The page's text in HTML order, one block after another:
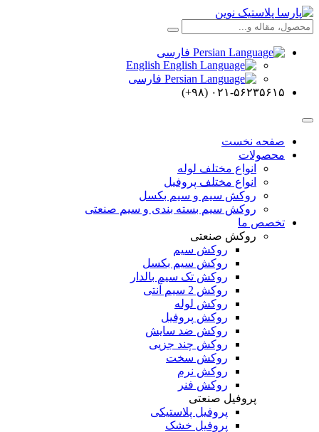
فارسی
فارسی
۰۲۱-۵۶۲۳۵۶۱۵ (۹۸+)
صفحه نخست
محصولات
انواع مختلف لوله
انواع مختلف پروفیل
روکش سیم و سیم بکسل
روکش سیم بسته بندی و سیم صنعتی
تخصص ما
روکش صنعتی
روکش سیم
روکش سیم بکسل
روکش تک سیم بالدار
روکش 2 سیم آنتی
روکش لوله
روکش پروفیل
روکش ضد سایش
روکش چند جزیی
روکش سخت
روکش نرم
روکش فنر
پروفیل صنعتی
پروفیل پلاستیکی
پروفیل خشک